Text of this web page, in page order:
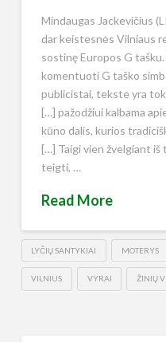
Mindaugas Jackevičius
dar keistesnės Vilniaus
sostinę Europos G
komentuoti G taško
publicistai, tekste yra
[…] pažodžiui kalbama
kūno dalis, kurios
[…] Taigi vien žvelgiant
teigti, …
Read More
LYČIŲ SANTYKIAI MOTERYS
VILNIUS VYRAI ŽINIŲ